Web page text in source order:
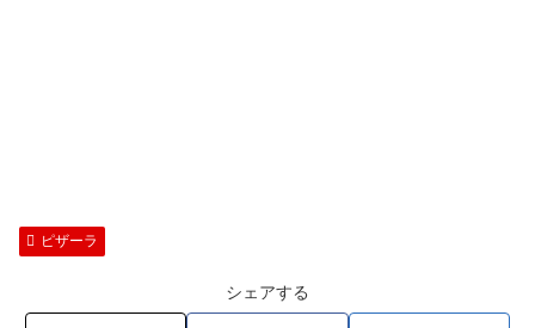
ピザーラ
シェアする